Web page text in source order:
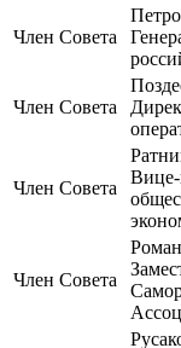
Член Совета
Член Совета
Член Совета
Вице-
Член Совета